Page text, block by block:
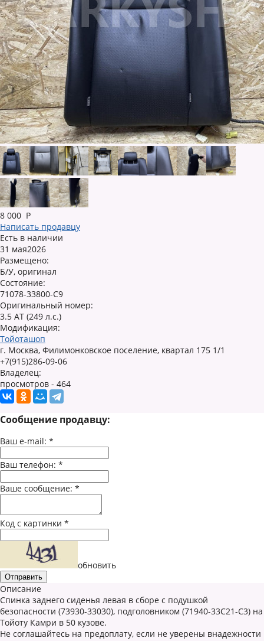
8 000 Р
Написать продавцу
Есть в наличии
31 мая2026
Размещено:
Б/У, оригинал
Состояние:
71078-33800-C9
Оригинальный номер:
3.5 AT (249 л.с.)
Модификация:
Тойоташоп
г. Москва, Филимонковское поселение, квартал 175 1/1
+7(915)286-09-06
Владелец:
просмотров - 464
Сообщение продавцу:
Ваш e-mail: *
Ваш телефон: *
Ваше сообщение: *
Код с картинки *
обновить
Описание
Спинка заднего сиденья левая в сборе с подушкой
безопасности (73930-33030), подголовником (71940-33C21-C3) на
Тойоту Камри в 50 кузове.
Не соглашайтесь на предоплату, если не уверены внадежности